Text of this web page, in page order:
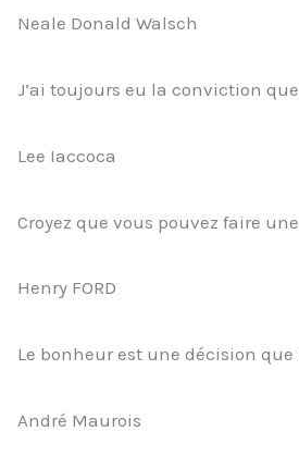
Neale Donald Walsch
J’ai toujours eu la conviction
Lee Iaccoca
Croyez que vous pouvez faire
Henry FORD
Le bonheur est une décision
André Maurois